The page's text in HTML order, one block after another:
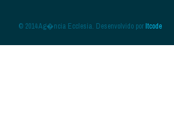
© 2014 Ag�ncia Ecclesia. Desenvolvido porItcode